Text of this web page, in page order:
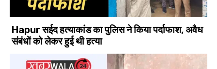
Hapur सईद हत्याकांड का पुलिस ने किया पर्दाफाश, अवैध
संबंधों को लेकर हुई थी हत्या